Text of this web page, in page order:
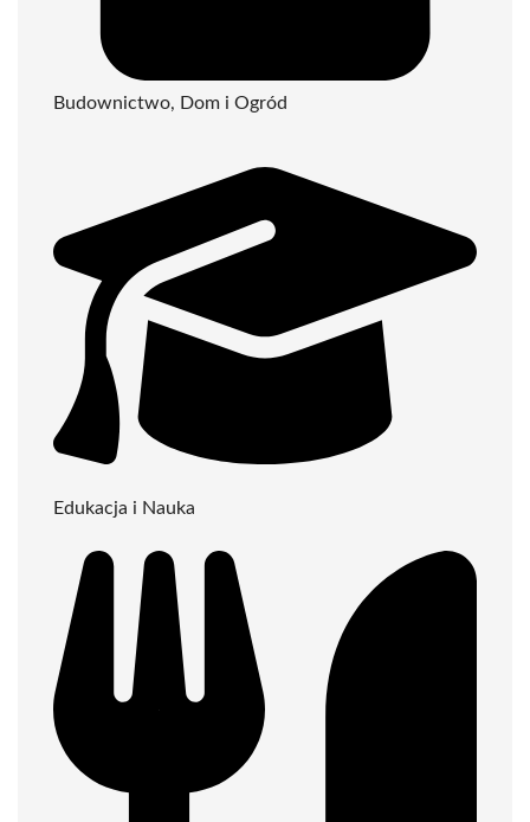
Budownictwo, Dom i Ogród
Edukacja i Nauka